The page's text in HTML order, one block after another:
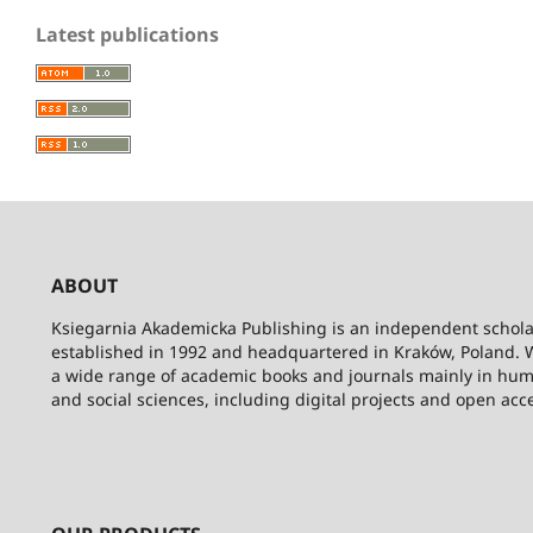
Latest publications
ABOUT
Ksiegarnia Akademicka Publishing is an independent
established in 1992 and headquartered in Kraków, Poland.
a wide range of academic books and journals mainly in
and social sciences, including digital projects and open